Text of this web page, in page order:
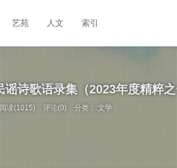
艺苑 人文 索引
谣诗歌语录集（2023年度精粹
阅读(1015) 评论(0) 分类：文学